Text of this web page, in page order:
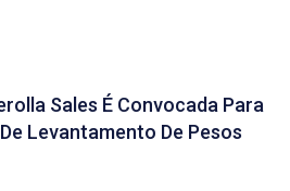
Sales É Convocada Para
Levantamento De Pesos